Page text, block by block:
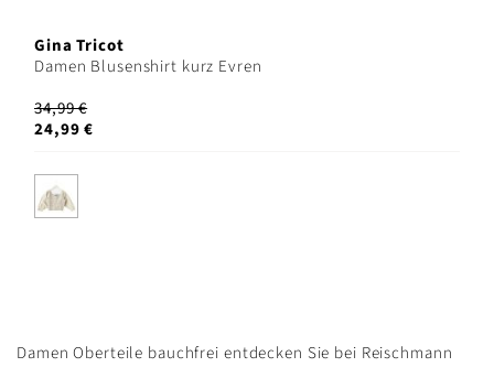
Gina Tricot
Damen Blusenshirt kurz Evren
34,99 €
24,99 €
Damen Oberteile bauchfrei entdecken Sie bei Reischmann